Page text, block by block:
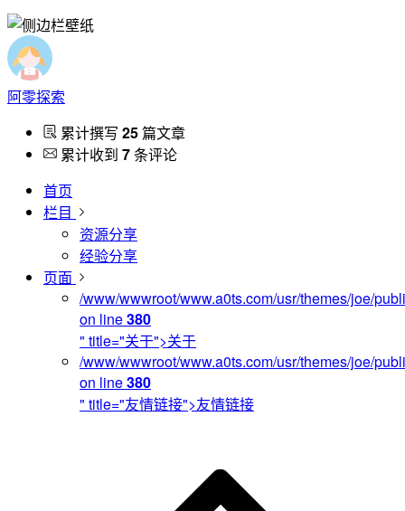
阿零探索
累计撰写 25篇文章
累计收到 7条评论
首页
栏目
资源分享
经验分享
页面
/www/wwwroot/www.a0ts.com/usr/themes/joe/
on line380
" title="关于">关于
/www/wwwroot/www.a0ts.com/usr/themes/joe/
on line380
" title="友情链接">友情链接